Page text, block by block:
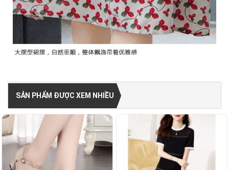
SẢN PHẨM ĐƯỢC XEM NHIỀU